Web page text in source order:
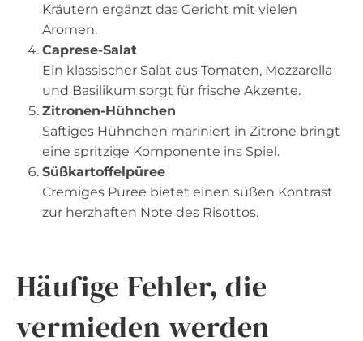
Kräutern ergänzt das Gericht mit vielen
Aromen.
Caprese-Salat
Ein klassischer Salat aus Tomaten, Mozzarella
und Basilikum sorgt für frische Akzente.
Zitronen-Hühnchen
Saftiges Hühnchen mariniert in Zitrone bringt
eine spritzige Komponente ins Spiel.
Süßkartoffelpüree
Cremiges Püree bietet einen süßen Kontrast
zur herzhaften Note des Risottos.
Häufige Fehler, die
vermieden werden